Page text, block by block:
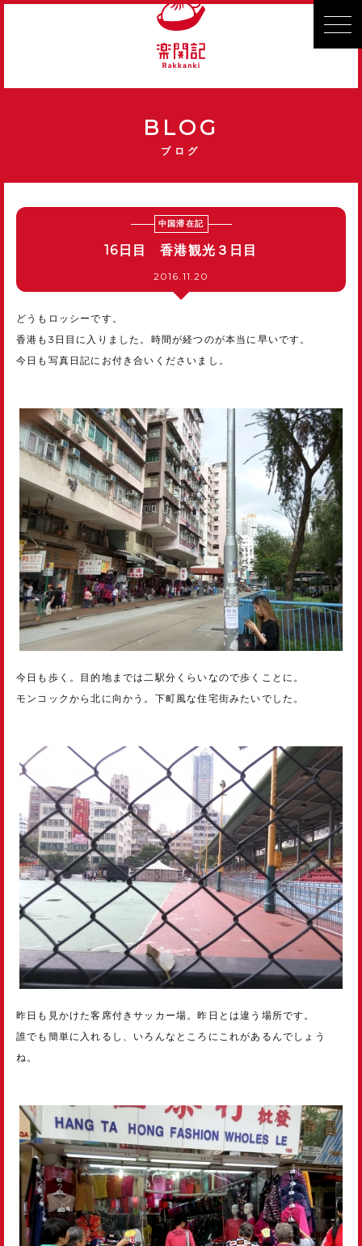
BLOG
ブログ
中国滞在記
16日目 香港観光３日目
2016.11.20
どうもロッシーです。
香港も3日目に入りました。時間が経つのが本当に早いです。
今日も写真日記にお付き合いくださいまし。
今日も歩く。目的地までは二駅分くらいなので歩くことに。
モンコックから北に向かう。下町風な住宅街みたいでした。
昨日も見かけた客席付きサッカー場。昨日とは違う場所です。
誰でも簡単に入れるし、いろんなところにこれがあるんでしょう
ね。